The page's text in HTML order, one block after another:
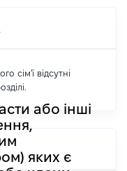
сім'ї відсутні
або інші
яких є